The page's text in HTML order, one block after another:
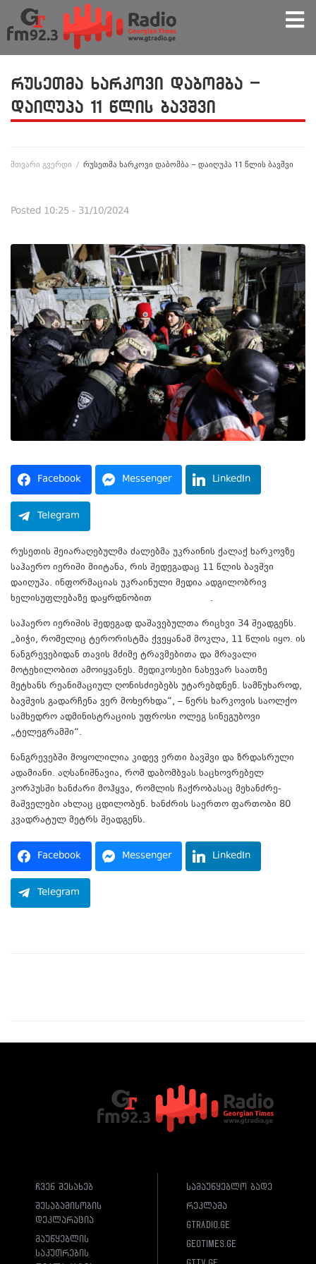
რუსეთმა ხარკოვი დაბომბა –
დაიღუპა 11 წლის ბავშვი
მთვარი გვერდი / რუსეთმა ხარკოვი დაბომბა – დაიღუპა 11 წლის ბავშვი
Posted 10:25 - 31/10/2024
Facebook Messenger LinkedIn
Telegram
რუსეთის შეიარაღებულმა ძალებმა უკრაინის ქალაქ ხარკოვზე
საჰაერო იერიში მიიტანა, რის შედეგადაც 11 წლის ბავშვი
დაიღუპა. ინფორმაციას უკრაინული მედია ადგილობრივ
ხელისუფლებაზე დაყრდნობით
.
საჰაერო იერიშის შედეგად დაშავებულთა რიცხვი 34 შეადგენს.
„ბიჭი, რომელიც ტერორისტმა ქვეყანამ მოკლა, 11 წლის იყო. ის
ნანგრევებიდან თავის მძიმე ტრავმებითა და მრავალი
მოტეხილობით ამოიყვანეს. მედიკოსები ნახევარ საათზე
მეტხანს რეანიმაციულ ღონისძიებებს უტარებდნენ. სამწუხაროდ,
ბავშვის გადარჩენა ვერ მოხერხდა“, – წერს ხარკოვის საოლქო
სამხედრო ადმინისტრაციის უფროსი ოლეგ სინეგუბოვი
„ტელეგრამში“.
ნანგრევებში მოყოლილია კიდევ ერთი ბავშვი და ზრდასრული
ადამიანი. აღსანიშნავია, რომ დაბომბვას საცხოვრებელ
კორპუსში ხანძარი მოჰყვა, რომლის ჩაქრობასაც მეხანძრე-
მაშველები ახლაც ცდილობენ. ხანძრის საერთო ფართობი 80
კვადრატულ მეტრს შეადგენს.
Facebook Messenger LinkedIn
Telegram
ჩვენ შესახებ
შესაბამისობის
დეკლარაცია
მაუწყებლის
საკუთრების
სამაუწყებლო ბადე
რეკლამა
gtradio.ge
geotimes.ge